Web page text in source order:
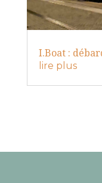
I.Boat :
lire plus